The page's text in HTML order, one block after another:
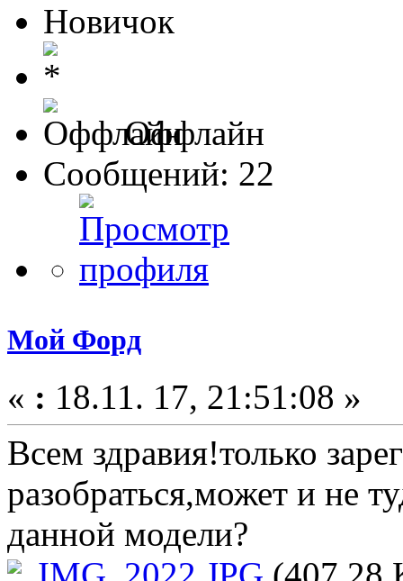
Новичок
Оффлайн
Сообщений: 22
Мой Форд
« : 18.11. 17, 21:51:08 »
Всем здравия!только
разобраться,может и не
данной модели?